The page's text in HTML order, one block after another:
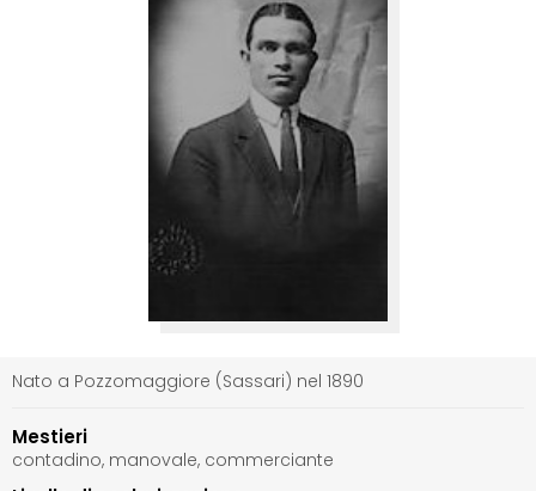
Nato a Pozzomaggiore (Sassari) nel 1890
Mestieri
contadino, manovale, commerciante